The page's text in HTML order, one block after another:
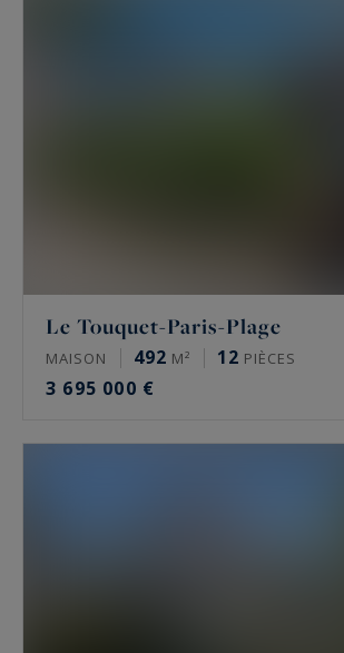
Le Touquet-Paris-Plage
MAISON 492 M² 12 PIÈCES
3 695 000 €